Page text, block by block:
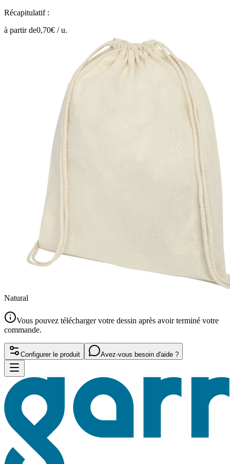
Récapitulatif :
à partir de0,70€ /u.
Natural
Vous pouvez télécharger votre dessin après avoir terminé votre
commande.
Configurer le produit Avez-vous besoin d'aide ?